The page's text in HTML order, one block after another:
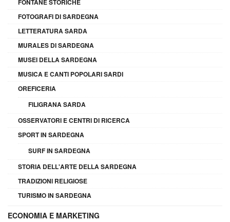
FONTANE STORICHE
FOTOGRAFI DI SARDEGNA
LETTERATURA SARDA
MURALES DI SARDEGNA
MUSEI DELLA SARDEGNA
MUSICA E CANTI POPOLARI SARDI
OREFICERIA
FILIGRANA SARDA
OSSERVATORI E CENTRI DI RICERCA
SPORT IN SARDEGNA
SURF IN SARDEGNA
STORIA DELL'ARTE DELLA SARDEGNA
TRADIZIONI RELIGIOSE
TURISMO IN SARDEGNA
ECONOMIA E MARKETING